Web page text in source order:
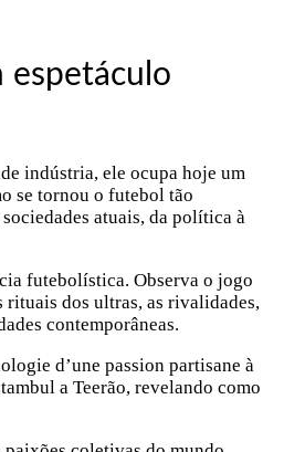
espetáculo
indústria, ele ocupa hoje um
se tornou o futebol tão
atuais, da política à
futebolística. Observa o jogo
rituais dos ultras, as rivalidades,
contemporâneas.
d’une passion partisane à
a Teerão, revelando como